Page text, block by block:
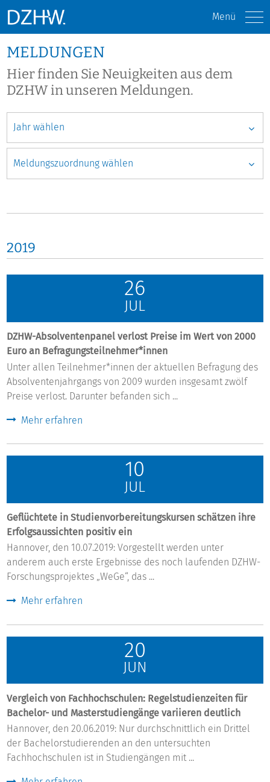
Menü
MELDUNGEN
Hier finden Sie Neuigkeiten aus dem
DZHW in unseren Meldungen.
2019
26
JUL
DZHW-Absolventenpanel verlost Preise im Wert von 2000
Euro an Befragungsteilnehmer*innen
Unter allen Teilnehmer*innen der aktuellen Befragung des
Absolventenjahrgangs von 2009 wurden insgesamt zwölf
Preise verlost. Darunter befanden sich ...
Mehr erfahren
10
JUL
Geflüchtete in Studienvorbereitungskursen schätzen ihre
Erfolgsaussichten positiv ein
Hannover, den 10.07.2019: Vorgestellt werden unter
anderem auch erste Ergebnisse des noch laufenden DZHW-
Forschungsprojektes „WeGe“, das ...
Mehr erfahren
20
JUN
Vergleich von Fachhochschulen: Regelstudienzeiten für
Bachelor- und Masterstudiengänge variieren deutlich
Hannover, den 20.06.2019: Nur durchschnittlich ein Drittel
der Bachelorstudierenden an den untersuchten
Fachhochschulen ist in Studiengängen mit ...